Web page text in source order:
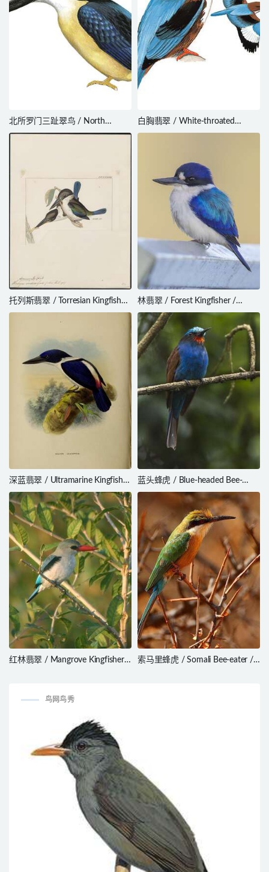
北所罗门三趾翠鸟 / North
Solomons Dwarf Kingfisher /
白胸翡翠 / White-throated
Kingfisher / Halcyon smyrnensis
托列斯翡翠 / Torresian Kingfisher
/ Todiramphus sordidus
林翡翠 / Forest Kingfisher /
Todiramphus macleayii
深蓝翡翠 / Ultramarine Kingfisher
/ Todiramphus leucopygius
蓝头蜂虎 / Blue-headed Bee-
eater / Merops muelleri
红林翡翠 / Mangrove Kingfisher /
索马里蜂虎 / Somali Bee-eater /
鸟网鸟秀